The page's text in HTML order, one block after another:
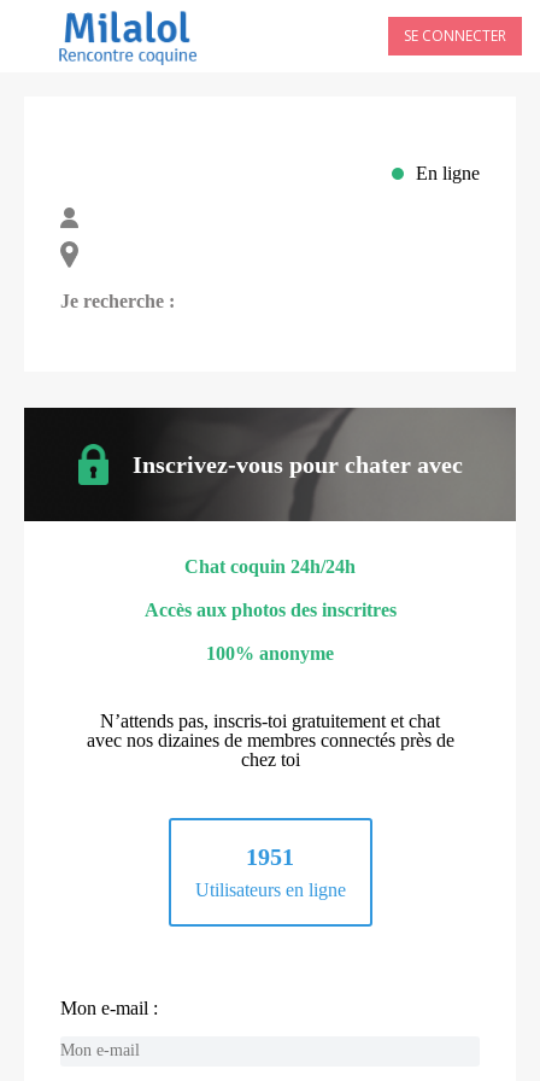
SE CONNECTER
En ligne
Je recherche :
Inscrivez-vous pour chater avec
Chat coquin 24h/24h
Accès aux photos des inscritres
100% anonyme
N’attends pas, inscris-toi gratuitement et chat
avec nos dizaines de membres connectés près de
chez toi
1951
Utilisateurs en ligne
Mon e-mail :